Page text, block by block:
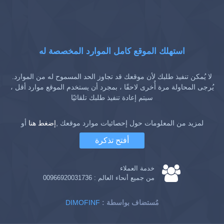
استهلك الموقع كامل الموارد المخصصة له
لا يُمكن تنفيذ طلبك لأن موقعك قد تجاوز الحد المسموح له من الموارد.
يُرجى المحاولة مرة أُخرى لاحقًا ، بمجرد أن يستخدم الموقع موارد أقل ،
سيتم إعادة تنفيذ طلبك تلقائيًا
لمزيد من المعلومات حول إحصائيات موارد موقعك ,إضغط هنا أو
أفتح تذكرة
خدمة العملاء
من جميع أنحاء العالم : 00966920031736
DIMOFINF : مُستضاف بواسطة